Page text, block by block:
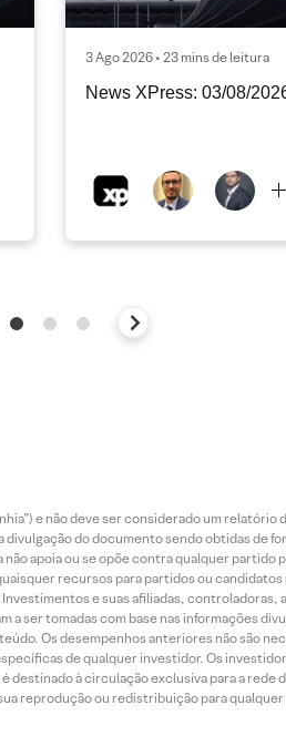
3 Ago 2026 • 23 mins de leitura
News XPress: 03/08/
e não deve ser considerado um
do documento sendo obtidas de
apoia ou se opõe contra qualquer
recursos para partidos ou
e suas afiliadas,
ser tomadas com base nas informações
Os desempenhos anteriores não são
de qualquer investidor. Os
à circulação exclusiva para a
reprodução ou redistribuição para